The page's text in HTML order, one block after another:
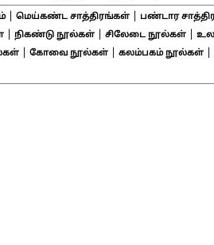
| மெய்கண்ட சாத்திரங்கள்| பண்டார
| நிகண்டு நூல்கள்| சிலேடை நூல்கள்|
| கோவை நூல்கள்| கலம்பகம் நூல்கள்|